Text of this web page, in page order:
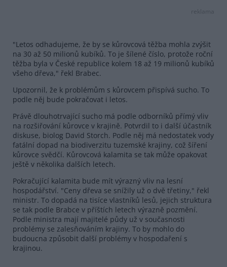
reklama
"Letos odhadujeme, že by se kůrovcová těžba mohla zvýšit
na 30 až 50 milionů kubíků. To je šílené číslo, protože roční
těžba byla v České republice kolem 18 až 19 milionů kubíků
všeho dřeva," řekl Brabec.
Upozornil, že k problémům s kůrovcem přispívá sucho. To
podle něj bude pokračovat i letos.
Právě dlouhotrvající sucho má podle odborníků přímý vliv
na rozšiřování kůrovce v krajině. Potvrdil to i další účastník
diskuse, biolog David Storch. Podle něj má nedostatek vody
fatální dopad na biodiverzitu tuzemské krajiny, což šíření
kůrovce svědčí. Kůrovcová kalamita se tak může opakovat
ještě v několika dalších letech.
Pokračující kalamita bude mít výrazný vliv na lesní
hospodářství. "Ceny dřeva se snížily už o dvě třetiny," řekl
ministr. To dopadá na tisíce vlastníků lesů, jejich struktura
se tak podle Brabce v příštích letech výrazně pozmění.
Podle ministra mají majitelé půdy už v současnosti
problémy se zalesňováním krajiny. To by mohlo do
budoucna způsobit další problémy v hospodaření s
krajinou.